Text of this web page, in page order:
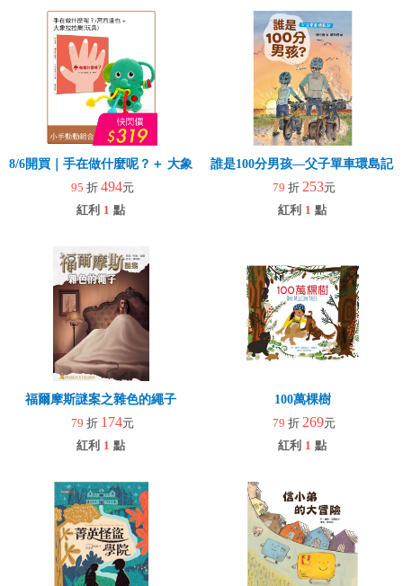
8/6開買｜手在做什麼呢？＋ 大象拉拉樂(玩具)
95 折 494元
紅利 1 點
誰是100分男孩—父子單車環島記
79 折 253元
紅利 1 點
福爾摩斯謎案之雜色的繩子
79 折 174元
紅利 1 點
100萬棵樹
79 折 269元
紅利 1 點